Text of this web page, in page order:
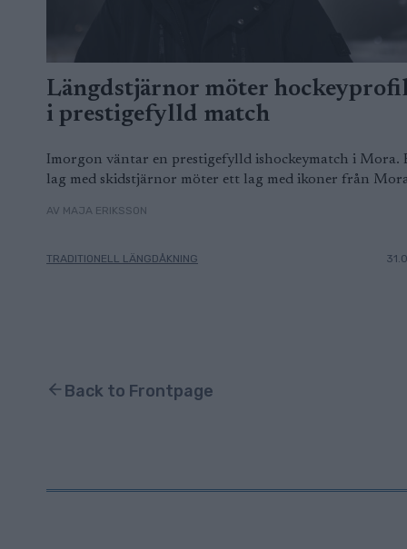
Längdstjärnor möter
i prestigefylld match
Imorgon väntar en prestigefylld ishockeymatch i Mora.
lag med skidstjärnor möter ett lag med ikoner från
AV MAJA ERIKSSON
TRADITIONELL LÄNGDÅKNING
Back to Frontpage